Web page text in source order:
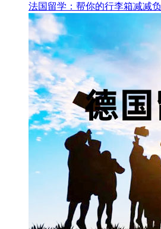
法国留学：帮你的行李箱减减负